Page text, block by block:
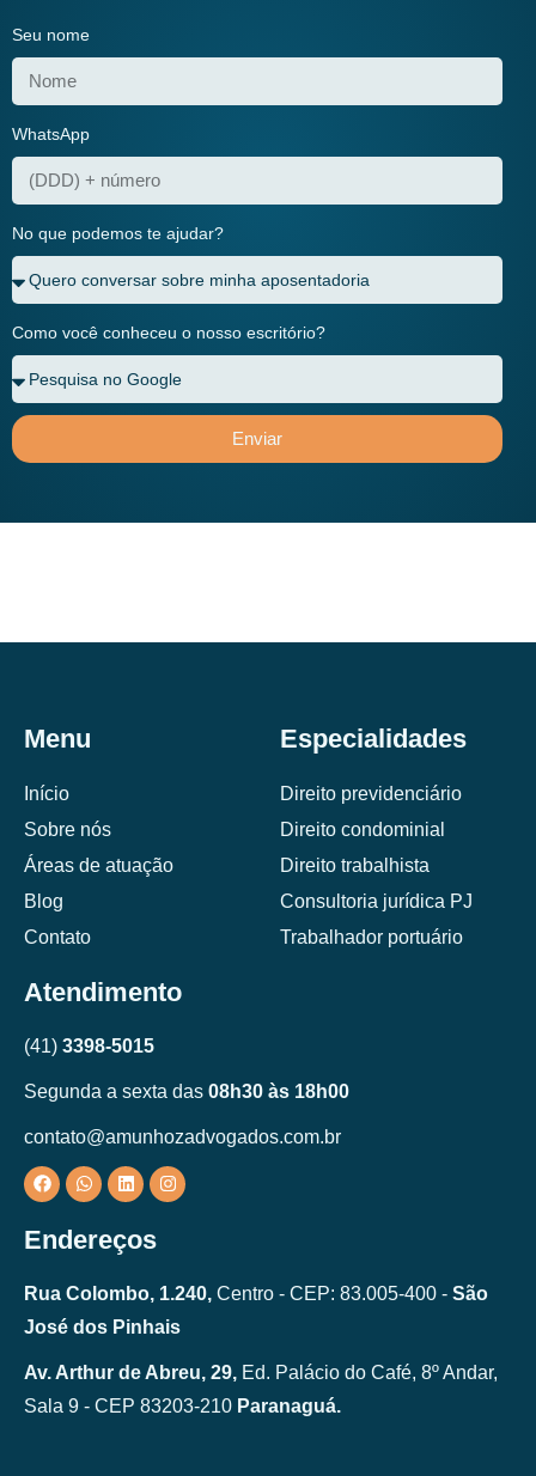
Seu nome
WhatsApp
No que podemos te ajudar?
Como você conheceu o nosso escritório?
Enviar
Menu
Início
Sobre nós
Áreas de atuação
Blog
Contato
Especialidades
Direito previdenciário
Direito condominial
Direito trabalhista
Consultoria jurídica PJ
Trabalhador portuário
Atendimento
(41) 3398-5015
Segunda a sexta das 08h30 às 18h00
contato@amunhozadvogados.com.br
Endereços
Rua Colombo, 1.240, Centro - CEP: 83.005-400 - São
José dos Pinhais
Av. Arthur de Abreu, 29, Ed. Palácio do Café, 8º Andar,
Sala 9 - CEP 83203-210 Paranaguá.